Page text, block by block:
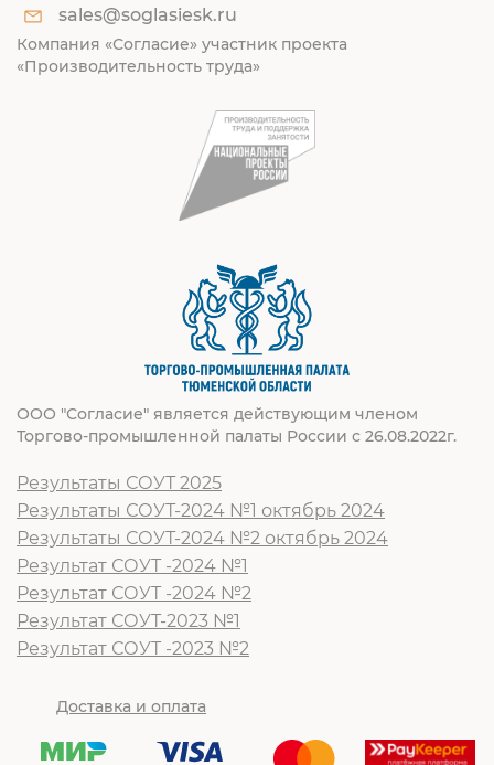
sales@soglasiesk.ru
Компания «Согласие» участник проекта
«Производительность труда»
ООО "Согласие" является действующим членом
Торгово-промышленной палаты России с 26.08.2022г.
Результаты СОУТ 2025
Результаты СОУТ-2024 №1 октябрь 2024
Результаты СОУТ-2024 №2 октябрь 2024
Результат СОУТ -2024 №1
Результат СОУТ -2024 №2
Результат СОУТ-2023 №1
Результат СОУТ -2023 №2
Доставка и оплата